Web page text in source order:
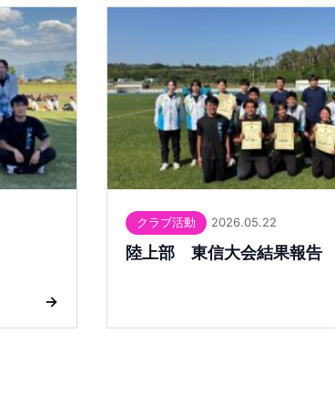
→
クラブ活動 2026.05.22
陸上部 東信大会結果報告